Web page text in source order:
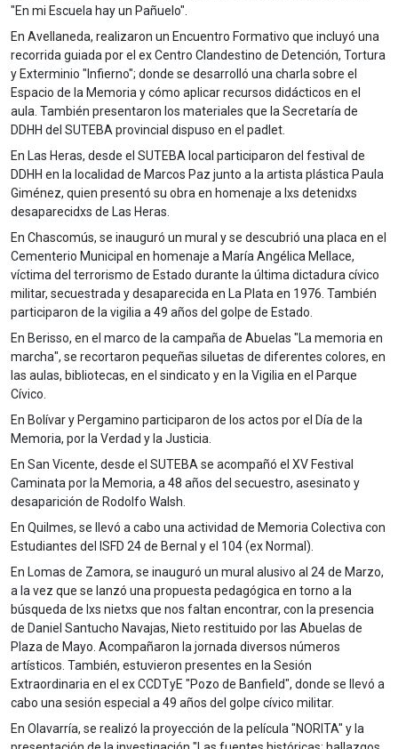
"En mi Escuela hay un Pañuelo".
En Avellaneda, realizaron un Encuentro Formativo que incluyó una
recorrida guiada por el ex Centro Clandestino de Detención, Tortura
y Exterminio "Infierno"; donde se desarrolló una charla sobre el
Espacio de la Memoria y cómo aplicar recursos didácticos en el
aula. También presentaron los materiales que la Secretaría de
DDHH del SUTEBA provincial dispuso en el padlet.
En Las Heras, desde el SUTEBA local participaron del festival de
DDHH en la localidad de Marcos Paz junto a la artista plástica Paula
Giménez, quien presentó su obra en homenaje a lxs detenidxs
desaparecidxs de Las Heras.
En Chascomús, se inauguró un mural y se descubrió una placa en el
Cementerio Municipal en homenaje a María Angélica Mellace,
víctima del terrorismo de Estado durante la última dictadura cívico
militar, secuestrada y desaparecida en La Plata en 1976. También
participaron de la vigilia a 49 años del golpe de Estado.
En Berisso, en el marco de la campaña de Abuelas "La memoria en
marcha", se recortaron pequeñas siluetas de diferentes colores, en
las aulas, bibliotecas, en el sindicato y en la Vigilia en el Parque
Cívico.
En Bolívar y Pergamino participaron de los actos por el Día de la
Memoria, por la Verdad y la Justicia.
En San Vicente, desde el SUTEBA se acompañó el XV Festival
Caminata por la Memoria, a 48 años del secuestro, asesinato y
desaparición de Rodolfo Walsh.
En Quilmes, se llevó a cabo una actividad de Memoria Colectiva con
Estudiantes del ISFD 24 de Bernal y el 104 (ex Normal).
En Lomas de Zamora, se inauguró un mural alusivo al 24 de Marzo,
a la vez que se lanzó una propuesta pedagógica en torno a la
búsqueda de lxs nietxs que nos faltan encontrar, con la presencia
de Daniel Santucho Navajas, Nieto restituido por las Abuelas de
Plaza de Mayo. Acompañaron la jornada diversos números
artísticos. También, estuvieron presentes en la Sesión
Extraordinaria en el ex CCDTyE "Pozo de Banfield", donde se llevó a
cabo una sesión especial a 49 años del golpe cívico militar.
En Olavarría, se realizó la proyección de la película "NORITA" y la